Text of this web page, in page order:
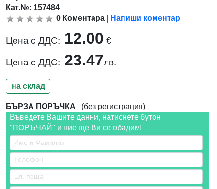
Кат.№: 157484
0 Коментара Напиши коментар
Цена с ДДС: 12.00 €
Цена с ДДС: 23.47лв.
на склад
БЪРЗА ПОРЪЧКА (без регистрация)
Въведете Вашите данни, натиснете бутон
"ПОРЪЧАЙ" и ние ще Ви се обадим!